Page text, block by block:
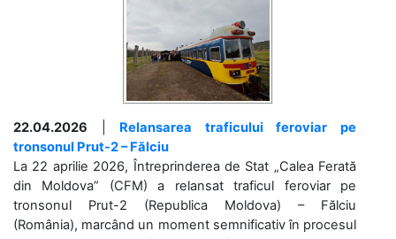
22.04.2026
Relansarea traficului feroviar pe
tronsonul Prut-2 – Fălciu
La 22 aprilie 2026, Întreprinderea de Stat „Calea Ferată
din Moldova” (CFM) a relansat traficul feroviar pe
tronsonul Prut-2 (Republica Moldova) – Fălciu
(România), marcând un moment semnificativ în procesul